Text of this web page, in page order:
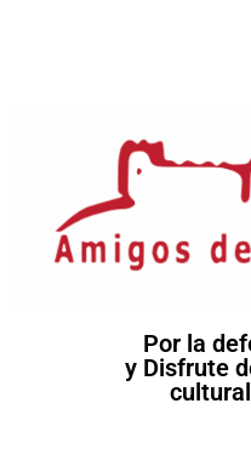
Por la
y Disfrute